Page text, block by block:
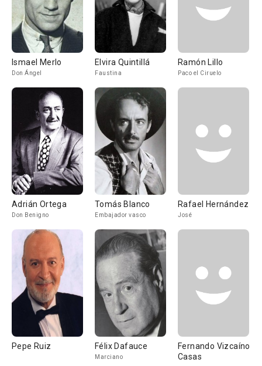
Ismael Merlo
Don Ángel
Elvira Quintillá
Faustina
Ramón Lillo
Paco el Ciruelo
Adrián Ortega
Don Benigno
Tomás Blanco
Embajador vasco
Rafael Hernández
José
Pepe Ruiz Félix Dafauce
Marciano
Fernando Vizcaíno
Casas